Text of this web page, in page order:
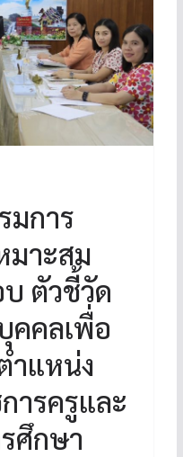
มการ
มาะสม
ตัวชี้วัด
คคลเพื่อ
ำแหน่ง
ารครูและ
ศึกษา